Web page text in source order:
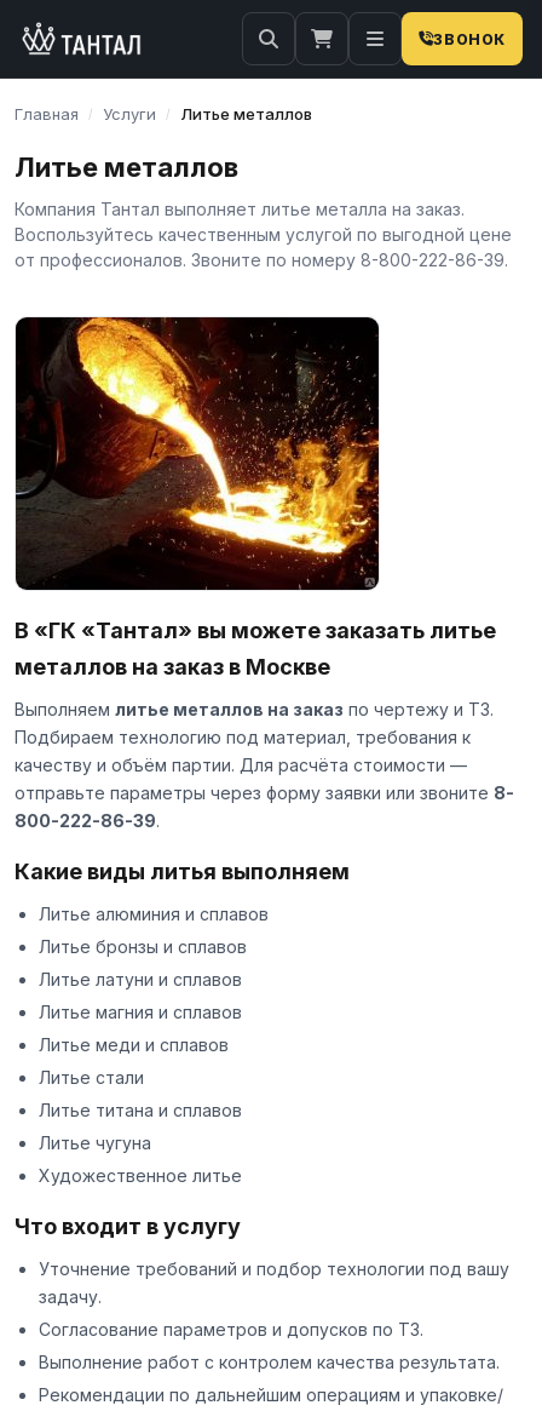
ЗВОНОК
Главная / Услуги / Литье металлов
Литье металлов
Компания Тантал выполняет литье металла на заказ.
Воспользуйтесь качественным услугой по выгодной цене
от профессионалов. Звоните по номеру 8-800-222-86-39.
В «ГК «Тантал» вы можете заказать литье
металлов на заказ в Москве
Выполняем литье металлов на заказ по чертежу и ТЗ.
Подбираем технологию под материал, требования к
качеству и объём партии. Для расчёта стоимости —
отправьте параметры через форму заявки или звоните 8-
800-222-86-39.
Какие виды литья выполняем
Литье алюминия и сплавов
Литье бронзы и сплавов
Литье латуни и сплавов
Литье магния и сплавов
Литье меди и сплавов
Литье стали
Литье титана и сплавов
Литье чугуна
Художественное литье
Что входит в услугу
Уточнение требований и подбор технологии под вашу
задачу.
Согласование параметров и допусков по ТЗ.
Выполнение работ с контролем качества результата.
Рекомендации по дальнейшим операциям и упаковке/